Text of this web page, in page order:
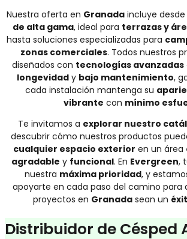
Nuestra oferta en Granadaincluye desde
de alta gama, ideal para terrazas y
hasta soluciones especializadas para
zonas comerciales. Todos nuestros
diseñados con tecnologías avanzadas
longevidady bajo mantenimiento,
cada instalación mantenga su
vibrante con mínimo
Te invitamos a explorar nuestro
descubrir cómo nuestros productos
cualquier espacio exterior en un área
agradable y funcional. En Evergreen,
nuestra máxima prioridad, y
apoyarte en cada paso del camino para
proyectos en Granada sean un
Distribuidor de Césped